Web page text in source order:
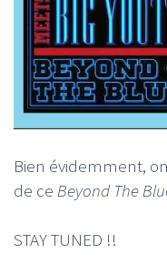
Bien évidemment,
de ce Beyond The
STAY TUNED !!